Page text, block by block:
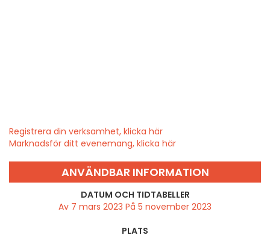
Registrera din verksamhet, klicka här
Marknadsför ditt evenemang, klicka här
ANVÄNDBAR INFORMATION
DATUM OCH TIDTABELLER
Av 7 mars 2023 På 5 november 2023
PLATS